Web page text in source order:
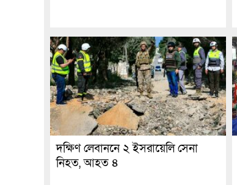
দক্ষিণ লেবাননে ২ ইসরায়েলি সেনা
নিহত, আহত ৪